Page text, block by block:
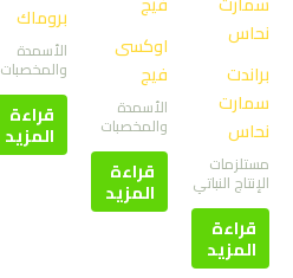
براندت
سمارت
نحاس
مستلزمات
الإنتاج النباتي
قراءة
المزيد
اوكسى
فيج
الأسمدة
والمخصبات
قراءة
المزيد
بروماك
الأسمدة
والمخصبات
قراءة
المزيد